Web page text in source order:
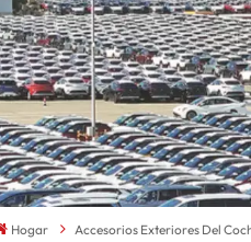
Hogar Accesorios Exteriores Del